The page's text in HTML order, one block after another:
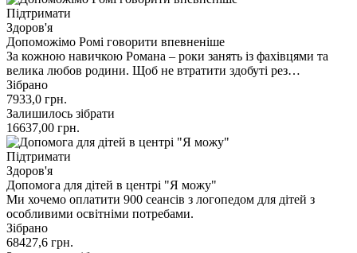
Підтримати
Здоров'я
Допоможімо Ромі говорити впевненіше
За кожною навичкою Романа – роки занять із фахівцями та
велика любов родини. Щоб не втратити здобуті рез…
Зібрано
7933,0 грн.
Залишилось зібрати
16637,00 грн.
Підтримати
Здоров'я
Допомога для дітей в центрі "Я можу"
Ми хочемо оплатити 900 сеансів з логопедом для дітей з
особливими освітніми потребами.
Зібрано
68427,6 грн.